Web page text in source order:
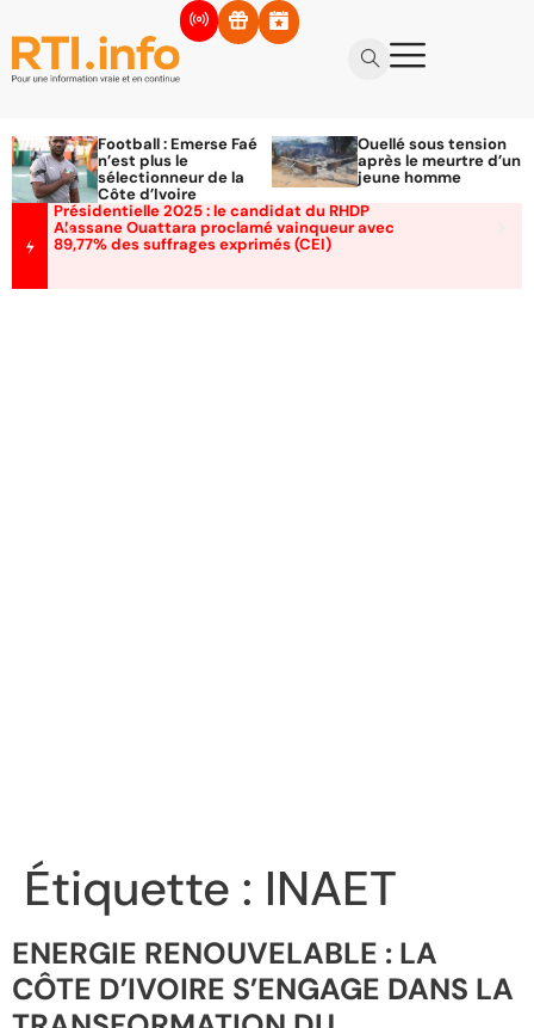
Football : Emerse Faé
n’est plus le
sélectionneur de la
Côte d’Ivoire
Ouellé sous tension
après le meurtre d’un
jeune homme
Présidentielle 2025 : le candidat du RHDP
Alassane Ouattara proclamé vainqueur avec
89,77% des suffrages exprimés (CEI)
Étiquette : INAET
ENERGIE RENOUVELABLE : LA
CÔTE D’IVOIRE S’ENGAGE DANS LA